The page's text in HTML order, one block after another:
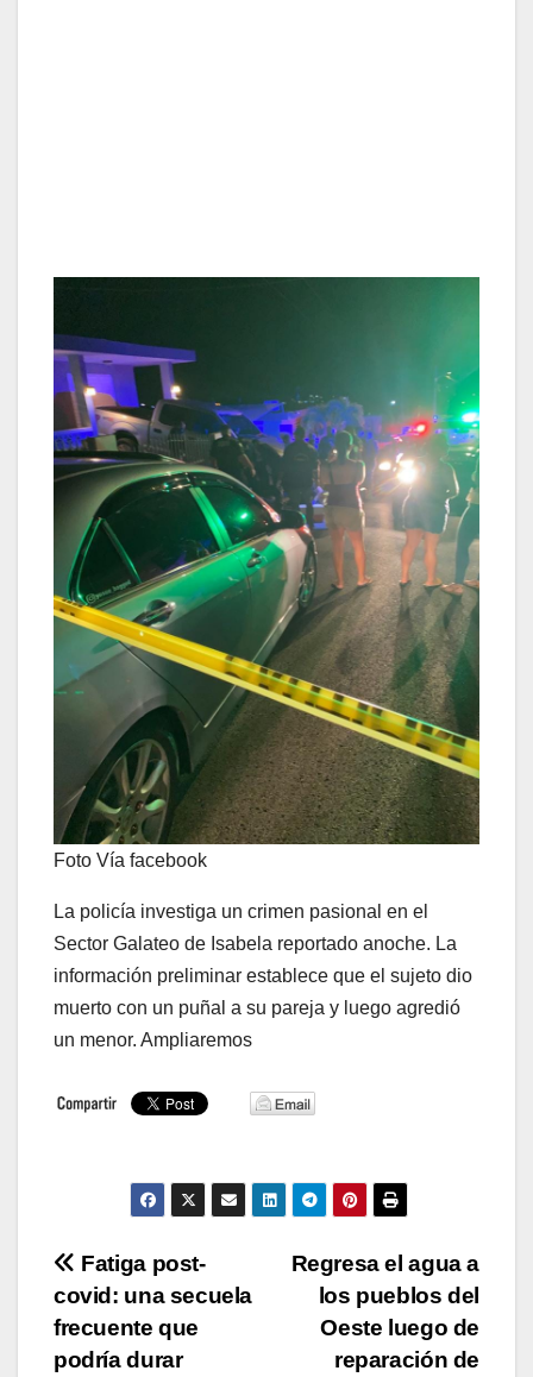
Foto Vía facebook
La policía investiga un crimen pasional en el
Sector Galateo de Isabela reportado anoche. La
información preliminar establece que el sujeto dio
muerto con un puñal a su pareja y luego agredió
un menor. Ampliaremos
Navegación
de
Regresa el agua a
los pueblos del
Oeste luego de
reparación de
Fatiga post-
covid: una secuela
frecuente que
podría durar